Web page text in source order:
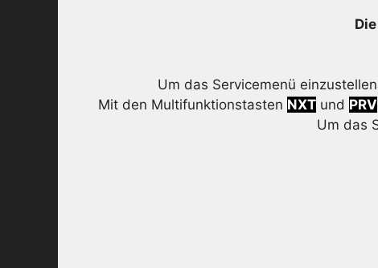
Um das Servicemenü
Mit den Multifunktionstasten NXT und PRV
Um das